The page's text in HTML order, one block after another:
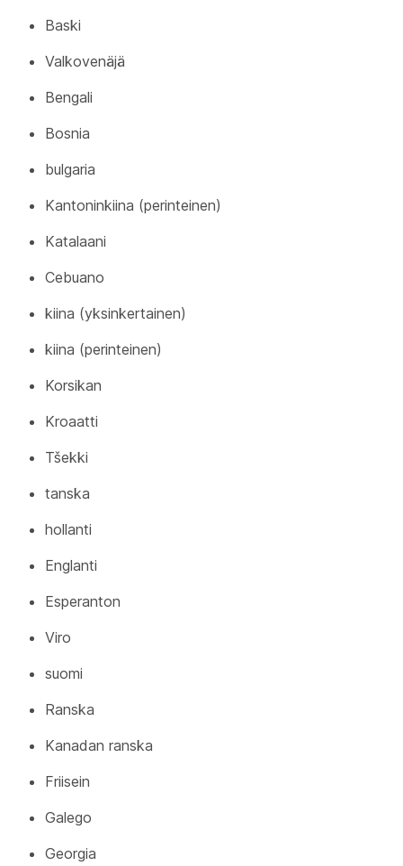
Baski
Valkovenäjä
Bengali
Bosnia
bulgaria
Kantoninkiina (perinteinen)
Katalaani
Cebuano
kiina (yksinkertainen)
kiina (perinteinen)
Korsikan
Kroaatti
Tšekki
tanska
hollanti
Englanti
Esperanton
Viro
suomi
Ranska
Kanadan ranska
Friisein
Galego
Georgia